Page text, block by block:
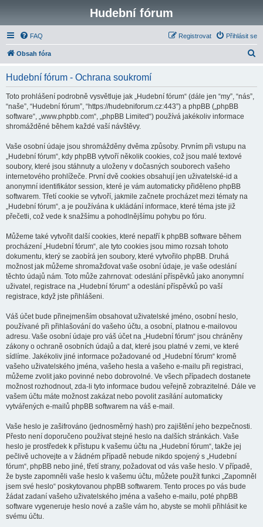
Hudební fórum
FAQ Přihlásit se
Registrovat
Obsah fóra
Hudební fórum - Ochrana soukromí
Toto prohlášení podrobně vysvětluje jak „Hudební fórum“ (dále jen “my”, “nás”,
“naše”, “Hudební fórum”, “https://hudebniforum.cz:443”) a phpBB („phpBB
software“, „www.phpbb.com“, „phpBB Limited“) používá jakékoliv informace
shromážděné během každé vaší návštěvy.
Vaše osobní údaje jsou shromážděny dvěma způsoby. Prvním při vstupu na
„Hudební fórum“, kdy phpBB vytvoří několik cookies, což jsou malé textové
soubory, které jsou stáhnuty a uloženy v dočasných souborech vašeho
internetového prohlížeče. První dvě cookies obsahují jen uživatelské-id a
anonymní identifikátor session, které je vám automaticky přiděleno phpBB
softwarem. Třetí cookie se vytvoří, jakmile začnete procházet mezi tématy na
„Hudební fórum“, a je používána k ukládání informace, které téma jste již
přečetli, což vede k snažšímu a pohodlnějšímu pohybu po fóru.
Můžeme také vytvořit další cookies, které nepatří k phpBB software během
procházení „Hudební fórum“, ale tyto cookies jsou mimo rozsah tohoto
dokumentu, který se zaobírá jen soubory, které vytvořilo phpBB. Druhá
možnost jak můžeme shromažďovat vaše osobní údaje, je vaše odeslání
těchto údajů nám. Toto může zahrnovat: odeslání příspěvků jako anonymní
uživatel, registrace na „Hudební fórum“ a odeslání příspěvků po vaší
registrace, když jste přihlášeni.
Váš účet bude přinejmenším obsahovat uživatelské jméno, osobní heslo,
používané při přihlašování do vašeho účtu, a osobní, platnou e-mailovou
adresu. Vaše osobní údaje pro váš účet na „Hudební fórum“ jsou chráněny
zákony o ochraně osobních údajů a dat, které jsou platné v zemi, ve které
sídlíme. Jakékoliv jiné informace požadované od „Hudební fórum“ kromě
vašeho uživatelského jména, vašeho hesla a vašeho e-mailu při registraci,
můžeme zvolit jako povinné nebo dobrovolné. Ve všech případech dostanete
možnost rozhodnout, zda-li tyto informace budou veřejně zobrazitelné. Dále ve
vašem účtu máte možnost zakázat nebo povolit zasílání automaticky
vytvářených e-mailů phpBB softwarem na váš e-mail.
Vaše heslo je zašifrováno (jednosměrný hash) pro zajištění jeho bezpečnosti.
Přesto není doporučeno používat stejné heslo na dalších stránkách. Vaše
heslo je prostředek k přístupu k vašemu účtu na „Hudební fórum“, takže jej
pečlivě uchovejte a v žádném případě nebude nikdo spojený s „Hudební
fórum“, phpBB nebo jiné, třetí strany, požadovat od vás vaše heslo. V případě,
že byste zapomněli vaše heslo k vašemu účtu, můžete použít funkci „Zapomněl
jsem své heslo“ poskytovanou phpBB softwarem. Tento proces po vás bude
žádat zadaní vašeho uživatelského jména a vašeho e-mailu, poté phpBB
software vygeneruje heslo nové a zašle vám ho, abyste se mohli přihlásit ke
svému účtu.